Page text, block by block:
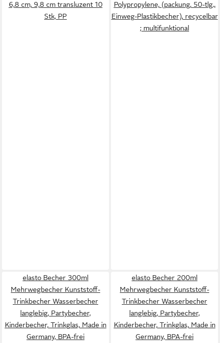
6,8 cm, 9,8 cm transluzent 10
Stk, PP
Polypropylene, (packung, 50-tlg.,
Einweg-Plastikbecher), recycelbar
; multifunktional
elasto Becher 300ml
Mehrwegbecher Kunststoff-
Trinkbecher Wasserbecher
langlebig, Partybecher,
Kinderbecher, Trinkglas, Made in
Germany, BPA-frei
elasto Becher 200ml
Mehrwegbecher Kunststoff-
Trinkbecher Wasserbecher
langlebig, Partybecher,
Kinderbecher, Trinkglas, Made in
Germany, BPA-frei